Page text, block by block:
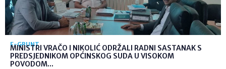
E-GRUNT
MINISTRI VRAČO I NIKOLIĆ ODRŽALI RADNI SASTANAK S
PREDSJEDNIKOM OPĆINSKOG SUDA U VISOKOM
POVODOM...